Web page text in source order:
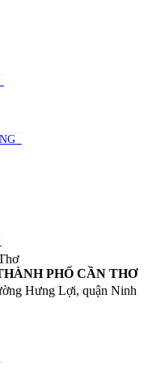
PHỐ CẦN THƠ
Hưng Lợi, quận Ninh